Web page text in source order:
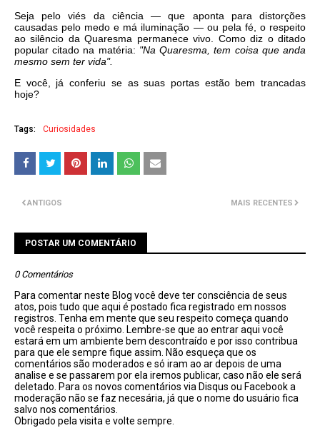
​Seja pelo viés da ciência — que aponta para distorções
causadas pelo medo e má iluminação — ou pela fé, o respeito
ao silêncio da Quaresma permanece vivo. Como diz o ditado
popular citado na matéria: "Na Quaresma, tem coisa que anda
mesmo sem ter vida".
​E você, já conferiu se as suas portas estão bem trancadas
hoje?
Tags: Curiosidades
MAIS RECENTES
ANTIGOS
POSTAR UM COMENTÁRIO
0 Comentários
Para comentar neste Blog você deve ter consciência de seus
atos, pois tudo que aqui é postado fica registrado em nossos
registros. Tenha em mente que seu respeito começa quando
você respeita o próximo. Lembre-se que ao entrar aqui você
estará em um ambiente bem descontraído e por isso contribua
para que ele sempre fique assim. Não esqueça que os
comentários são moderados e só iram ao ar depois de uma
analise e se passarem por ela iremos publicar, caso não ele será
deletado. Para os novos comentários via Disqus ou Facebook a
moderação não se faz necesária, já que o nome do usuário fica
salvo nos comentários.
Obrigado pela visita e volte sempre.